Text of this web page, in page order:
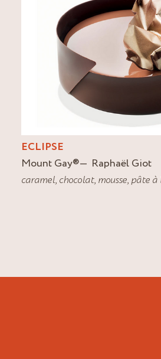
ECLIPSE
Mount Gay®
Raphaël Giot
caramel, chocolat, mousse, pâte à